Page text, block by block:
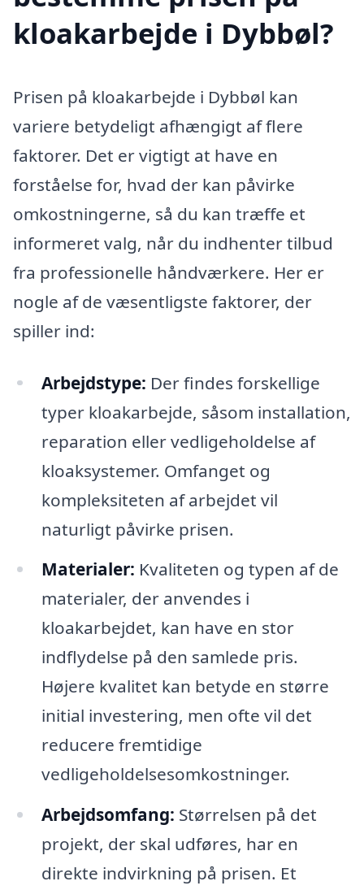
kloakarbejde i Dybbøl?
Prisen på kloakarbejde i Dybbøl kan
variere betydeligt afhængigt af flere
faktorer. Det er vigtigt at have en
forståelse for, hvad der kan påvirke
omkostningerne, så du kan træffe et
informeret valg, når du indhenter tilbud
fra professionelle håndværkere. Her er
nogle af de væsentligste faktorer, der
spiller ind:
Arbejdstype: Der findes forskellige
typer kloakarbejde, såsom installation,
reparation eller vedligeholdelse af
kloaksystemer. Omfanget og
kompleksiteten af arbejdet vil
naturligt påvirke prisen.
Materialer: Kvaliteten og typen af de
materialer, der anvendes i
kloakarbejdet, kan have en stor
indflydelse på den samlede pris.
Højere kvalitet kan betyde en større
initial investering, men ofte vil det
reducere fremtidige
vedligeholdelsesomkostninger.
Arbejdsomfang: Størrelsen på det
projekt, der skal udføres, har en
direkte indvirkning på prisen. Et